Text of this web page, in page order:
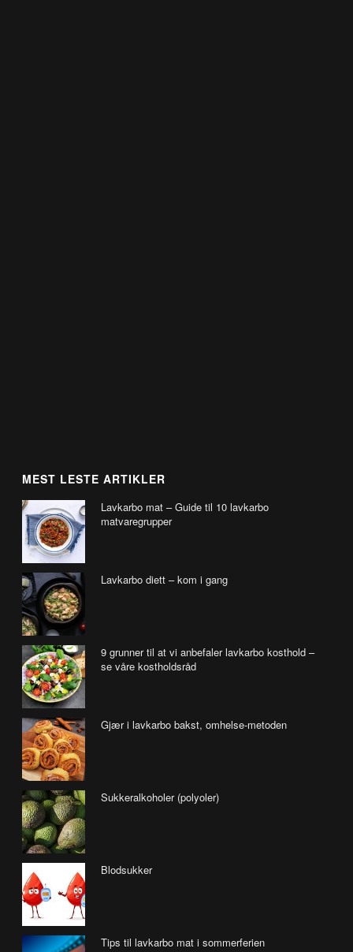
MEST LESTE ARTIKLER
Lavkarbo mat – Guide til 10 lavkarbo
matvaregrupper
Lavkarbo diett – kom i gang
9 grunner til at vi anbefaler lavkarbo kosthold –
se våre kostholdsråd
Gjær i lavkarbo bakst, omhelse-metoden
Sukkeralkoholer (polyoler)
Blodsukker
Tips til lavkarbo mat i sommerferien